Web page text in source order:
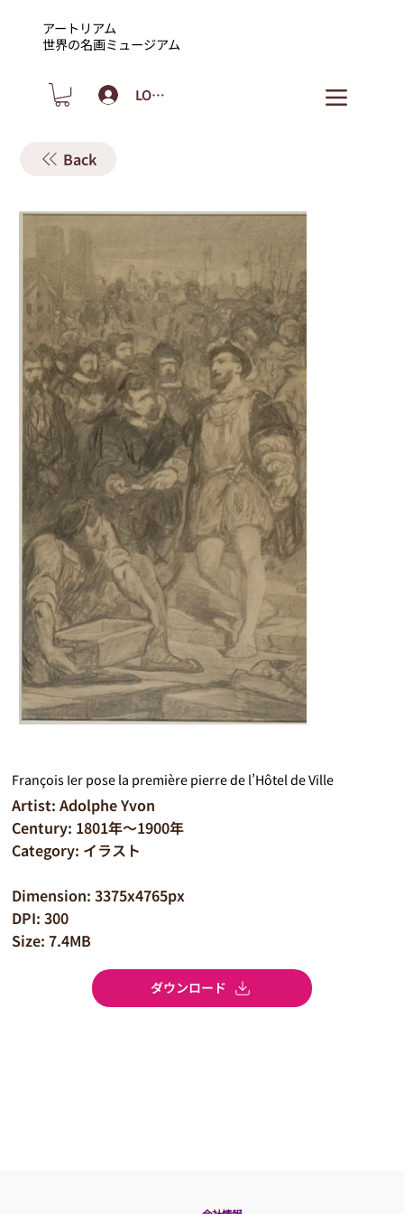
アートリアム
​世界の名画ミュージアム
LOGIN
Back
François Ier pose la première pierre de l’Hôtel de Ville
Artist: Adolphe Yvon
Century: 1801年～1900年
Category: イラスト
Dimension: 3375x4765px
DPI: 300
Size: 7.4MB
ダウンロード